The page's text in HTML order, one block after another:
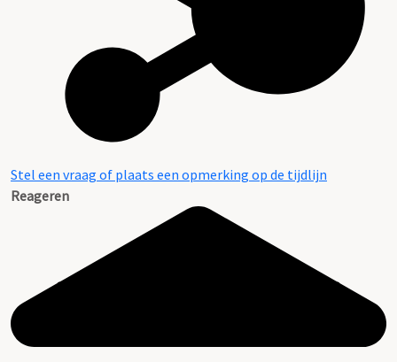
Stel een vraag of plaats een opmerking op de tijdlijn
Reageren